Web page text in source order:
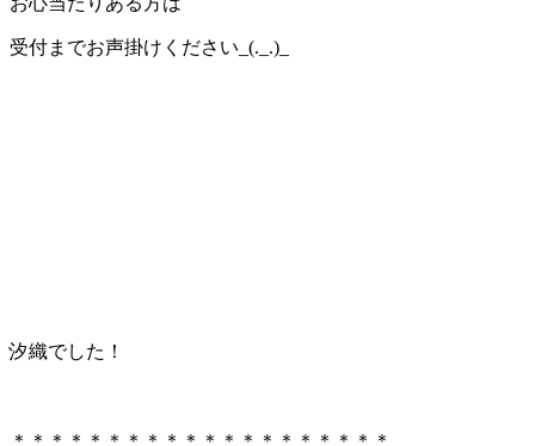
受付までお声掛けください_(._.)_
汐織でした！
＊＊＊＊＊＊＊＊＊＊＊＊＊＊＊＊＊＊＊＊